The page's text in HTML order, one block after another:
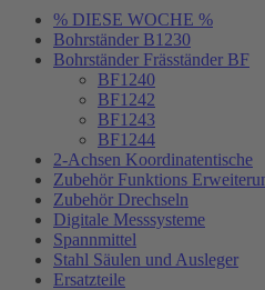
% DIESE WOCHE %
Bohrständer B1230
Bohrständer Fräsständer BF
BF1240
BF1242
BF1243
BF1244
2-Achsen Koordinatentische
Zubehör Funktions
Zubehör Drechseln
Digitale Messsysteme
Spannmittel
Stahl Säulen und Ausleger
Ersatzteile